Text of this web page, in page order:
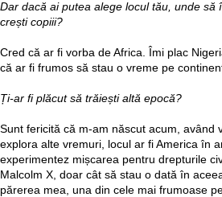
Dar dacă ai putea alege locul tău, unde să
crești copiii?
Cred că ar fi vorba de Africa. Îmi plac
că ar fi frumos să stau o vreme pe
Ți-ar fi plăcut să trăiești altă epocă?
Sunt fericită că m-am născut acum, având
explora alte vremuri, locul ar fi America în
experimentez mișcarea pentru drepturile
Malcolm X, doar cât să stau o dată în
părerea mea, una din cele mai frumoase